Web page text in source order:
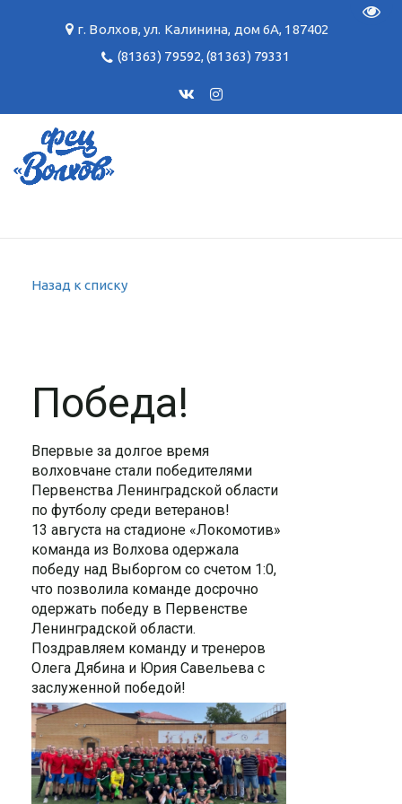
г. Волхов,ул. Калинина, дом 6А, 187402
(81363) 79592,(81363) 79331
Назад к списку
Победа!
Впервые за долгое время
волховчане стали победителями
Первенства Ленинградской области
по футболу среди ветеранов!
13 августа на стадионе «Локомотив»
команда из Волхова одержала
победу над Выборгом со счетом 1:0,
что позволила команде досрочно
одержать победу в Первенстве
Ленинградской области.
Поздравляем команду и тренеров
Олега Дябина и Юрия Савельева с
заслуженной победой!